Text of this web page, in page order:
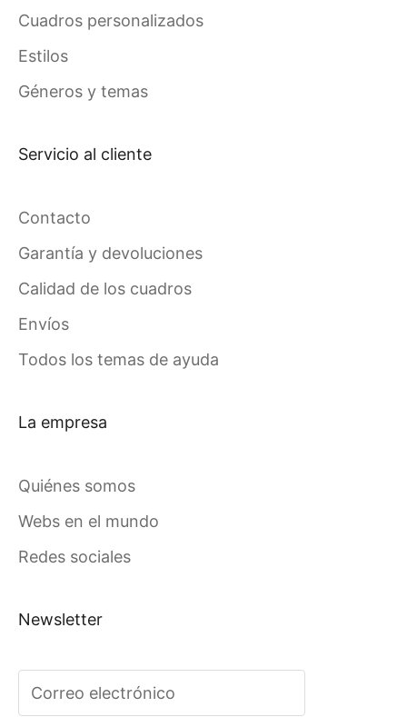
Cuadros personalizados
Estilos
Géneros y temas
Servicio al cliente
Contacto
Garantía y devoluciones
Calidad de los cuadros
Envíos
Todos los temas de ayuda
La empresa
Quiénes somos
Webs en el mundo
Redes sociales
Newsletter